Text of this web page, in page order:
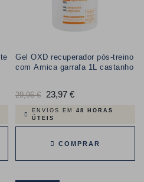
Gel OXD recuperador pós-treino
com Arnica garrafa 1L castanho
Preço
normal
29,96 € 23,97 €Preço
ENVIOS EM 48 HORAS
ÚTEIS
COMPRAR